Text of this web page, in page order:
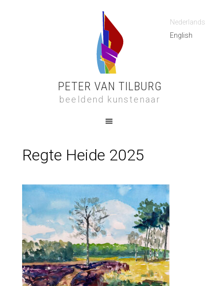
Nederlands
English
PETER VAN TILBURG
beeldend kunstenaar
Regte Heide 2025